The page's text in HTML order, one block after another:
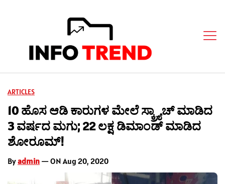
ARTICLES
10 ಹೊಸ ಆಡಿ ಕಾರುಗಳ ಮೇಲೆ ಸ್ಕ್ರ್ಯಾಚ್ ಮಾಡಿದ
3 ವರ್ಷದ ಮಗು; 22 ಲಕ್ಷ ಡಿಮಾಂಡ್ ಮಾಡಿದ
ಶೋರೂಮ್!
Byadmin — ON Aug 20, 2020